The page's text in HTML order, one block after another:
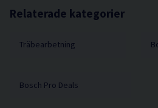
Klingbredd (b1) mm 1.6
1,6/1,1
Relaterade kategorier
Träbearbetning
Bosch Pro Deals